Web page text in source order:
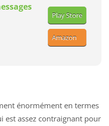
Play Store
Amazon
énormément en termes
est assez contraignant pour